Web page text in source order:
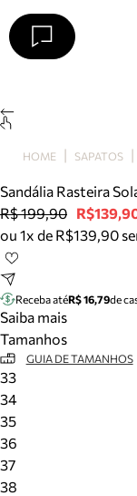
Papete
Scarpin
Mocassim
Bolsa
Tênis
Mule
Rasteira
Precisa de
HOME SAPATOS
Sandália Rasteira
R$ 199,90
ou 1x de R$139,90
Receba atéR$ 16,79de
Saiba mais
Tamanhos
GUIA DE TAMANHOS
33
34
35
36
37
38